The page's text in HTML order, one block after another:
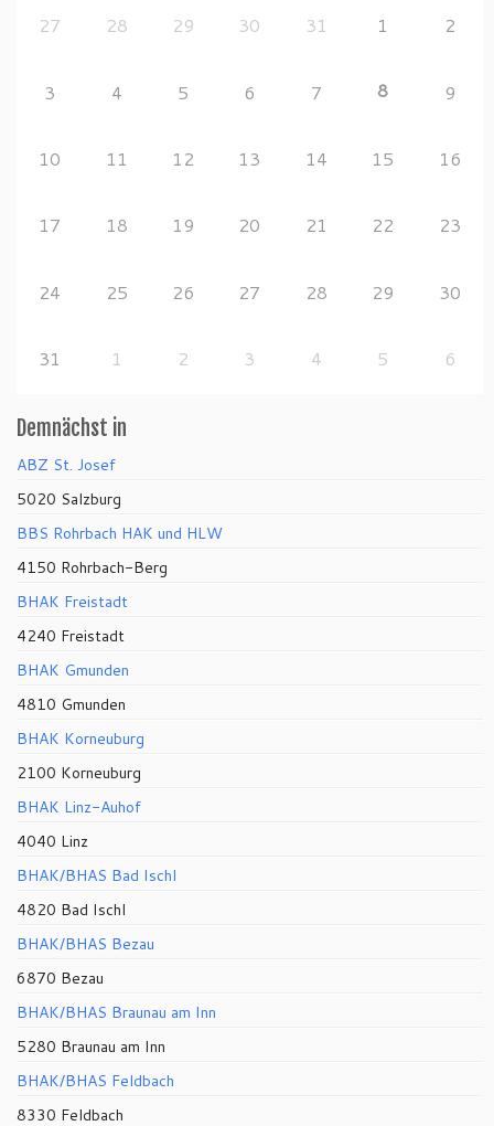
27 28 29 30 31 1 2
3 4 5 6 7 8 9
10 11 12 13 14 15 16
17 18 19 20 21 22 23
24 25 26 27 28 29 30
31 1 2 3 4 5 6
Demnächst in
ABZ St. Josef
5020 Salzburg
BBS Rohrbach HAK und HLW
4150 Rohrbach-Berg
BHAK Freistadt
4240 Freistadt
BHAK Gmunden
4810 Gmunden
BHAK Korneuburg
2100 Korneuburg
BHAK Linz-Auhof
4040 Linz
BHAK/BHAS Bad Ischl
4820 Bad Ischl
BHAK/BHAS Bezau
6870 Bezau
BHAK/BHAS Braunau am Inn
5280 Braunau am Inn
BHAK/BHAS Feldbach
8330 Feldbach